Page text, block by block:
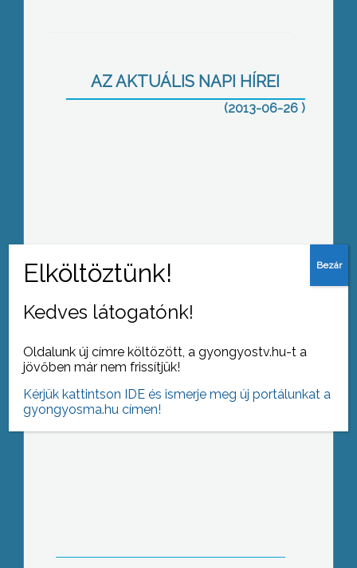
AZ AKTUÁLIS NAPI HÍREI
(2013-06-26 )
Idősügyi tanács: fókuszban a
közbiztonság
Kedves látogatónk!
Oldalunk új címre költözött, a gyongyostv.hu-t a
jövőben már nem frissítjük!
Kérjük kattintson IDE és ismerje meg új portálunkat a
gyongyosma.hu címen!